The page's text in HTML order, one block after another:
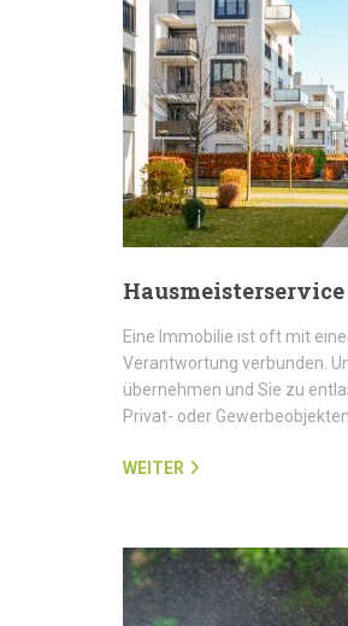
Hausmeisterservice
Eine Immobilie ist oft mit
Verantwortung verbunden.
übernehmen und Sie zu
Privat- oder
WEITER